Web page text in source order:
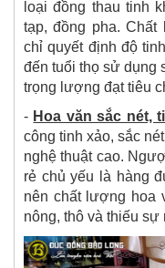
loại đồng thau tinh
tạp, đồng pha.
chỉ quyết định độ
đến tuổi thọ sử dụng
trọng lượng đạt tiêu
- Hoa văn sắc nét,
công tinh xảo, sắc
nghệ thuật cao.
rẻ chủ yếu là hàng
nên chất lượng hoa
nông, thô và thiếu sự